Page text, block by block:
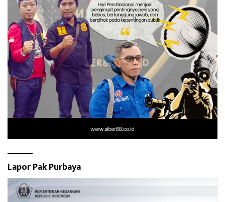
Lapor Pak Purbaya